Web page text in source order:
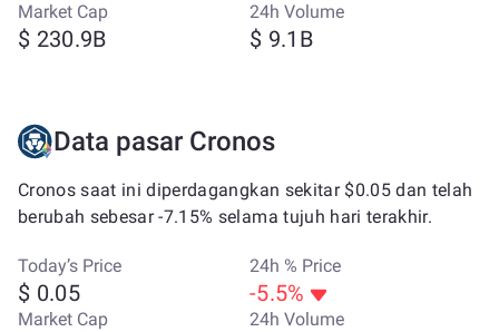
Market Cap
$ 230.9B
24h Volume
$ 9.1B
Data pasar Cronos
Cronos saat ini diperdagangkan sekitar $0.05 dan telah
berubah sebesar -7.15% selama tujuh hari terakhir.
Today’s Price
$ 0.05
24h % Price
-5.5%
Market Cap 24h Volume